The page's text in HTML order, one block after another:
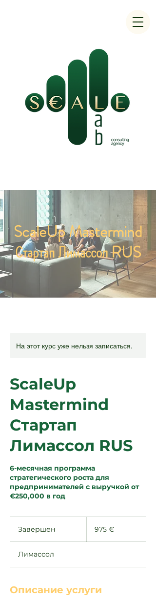
ScaleUp Mastermind
Стартап Лимассол RUS
На этот курс уже нельзя записаться.
ScaleUp
Mastermind
Стартап
Лимассол RUS
6-месячная программа
стратегического роста для
предпринимателей с выручкой от
€250,000 в год
Завершен
р
н
975 €
Лимассол
Описание услуги